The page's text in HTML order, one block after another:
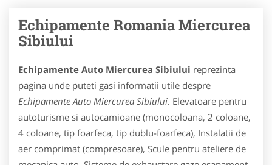
Echipamente Romania Miercurea
Sibiului
Echipamente Auto Miercurea Sibiului reprezinta
pagina unde puteti gasi informatii utile despre
Echipamente Auto Miercurea Sibiului. Elevatoare pentru
autoturisme si autocamioane (monocoloana, 2 coloane,
4 coloane, tip foarfeca, tip dublu-foarfeca), Instalatii de
aer comprimat (compresoare), Scule pentru ateliere de